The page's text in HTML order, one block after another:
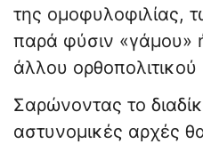
της ομοφυλοφιλίας,
παρά φύσιν «γάμου»
άλλου
Σαρώνοντας το
αστυνομικές αρχές